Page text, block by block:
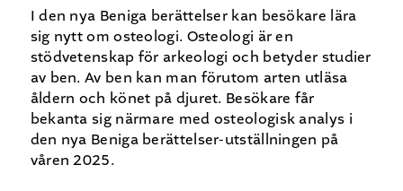
I den nya Beniga berättelser kan besökare lära
sig nytt om osteologi. Osteologi är en
stödvetenskap för arkeologi och betyder studier
av ben. Av ben kan man förutom arten utläsa
åldern och könet på djuret. Besökare får
bekanta sig närmare med osteologisk analys i
den nya Beniga berättelser-utställningen på
våren 2025.